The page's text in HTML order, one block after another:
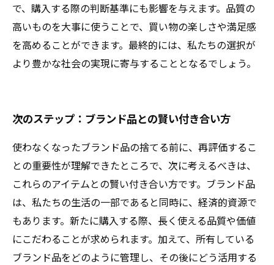
で、購入する際の判断基準にも影響を与えます。品質の
高いものを大事に使うことで、買い物の楽しさや満足感
を高めることができます。最終的には、私たちの選択が
より豊かな社会の実現に寄与することとなるでしょう。
次のステップ：ブランド品との賢い付き合い方
使わなくなったブランド品の捨てる前に、再評価するこ
との重要性が理解できたところで、次に考えるべきは、
これらのアイテムとの賢い付き合い方です。ブランド品
は、私たちの生活の一部であると同時に、経済的資源で
もあります。新たに購入する際、長く使える品質や価値
にこだわることが求められます。加えて、所有している
ブランド品をどのように管理し、その後にどう活用する